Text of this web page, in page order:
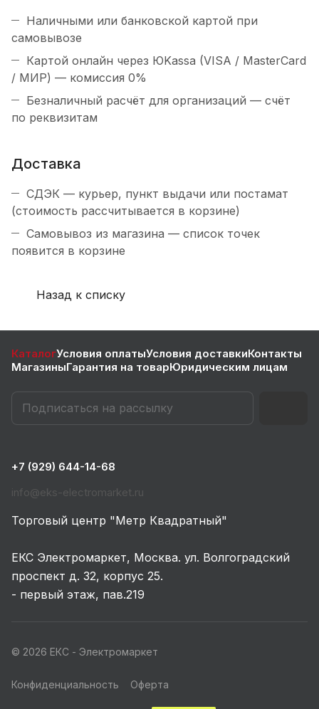
Наличными или банковской картой при
самовывозе
Картой онлайн через ЮKassa (VISA / MasterCard
/ МИР) — комиссия 0%
Безналичный расчёт для организаций — счёт
по реквизитам
Доставка
СДЭК — курьер, пункт выдачи или постамат
(стоимость рассчитывается в корзине)
Самовывоз из магазина — список точек
появится в корзине
Назад к списку
КаталогУсловия оплатыУсловия доставкиКонтакты
МагазиныГарантия на товарЮридическим лицам
+7 (929) 644-14-68
info@eks-electromarket.ru
Торговый центр "Метр Квадратный"
ЕКС Электромаркет, Москва. ул. Волгоградский
проспект д. 32, корпус 25.
- первый этаж, пав.219
© 2026 ЕКС - Электромаркет
Конфиденциальность Оферта